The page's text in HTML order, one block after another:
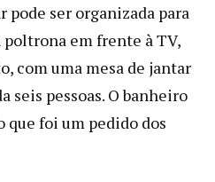
pode ser organizada para
em frente à TV,
com uma mesa de jantar
seis pessoas. O banheiro
que foi um pedido dos